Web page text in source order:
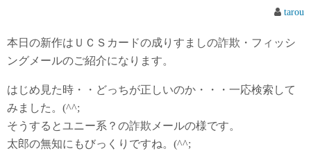
tarou
本日の新作はＵＣＳカードの成りすましの詐欺・フィッシ
ングメールのご紹介になります。
はじめ見た時・・どっちが正しいのか・・・一応検索して
みました。(^^;
そうするとユニー系？の詐欺メールの様です。
太郎の無知にもびっくりですね。(^^;